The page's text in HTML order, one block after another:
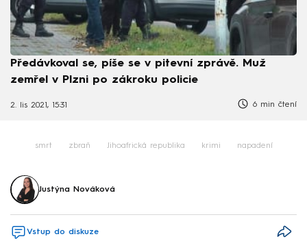
Předávkoval se, píše se v pitevní zprávě. Muž
zemřel v Plzni po zákroku policie
2. lis 2021, 15:31 6 min čtení
smrt zbraň Jihoafrická republika krimi napadení
Justýna Nováková
Vstup do diskuze